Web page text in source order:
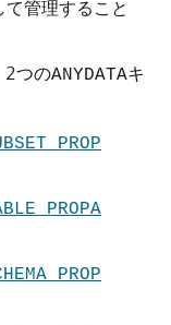
管理すること
2つのANYDATAキ